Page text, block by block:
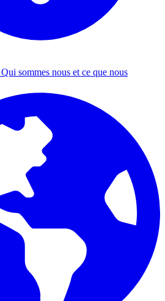
Qui sommes nous et ce que nous